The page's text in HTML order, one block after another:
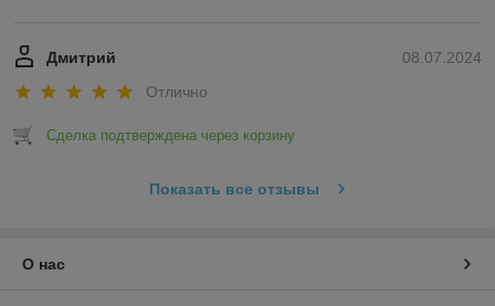
08.07.2024
Дмитрий
Отлично
Сделка подтверждена через корзину
Показать все отзывы
О нас